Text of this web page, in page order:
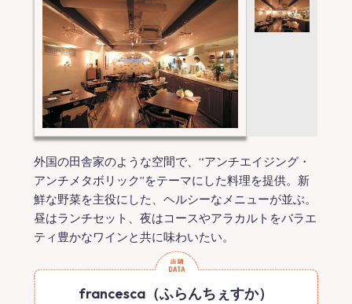
外国の田舎家のような空間で、“アンチエイジング・
アンチメタボリック”をテーマにした料理を提供。新
鮮な野菜を主役にした、ヘルシーなメニューが並ぶ。
昼はランチセット、夜はコースやアラカルトをバラエ
ティ豊かなワインと共に味わいたい。
francesca（ふらんちぇすか）